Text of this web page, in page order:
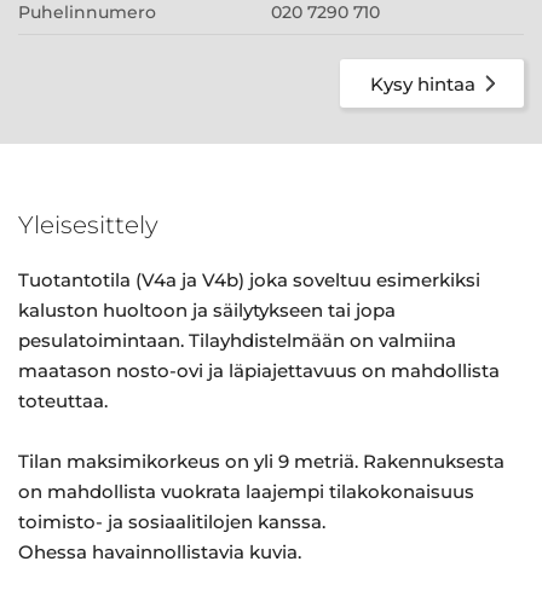
Puhelinnumero 020 7290 710
Kysy hintaa
Yleisesittely
Tuotantotila (V4a ja V4b) joka soveltuu esimerkiksi
kaluston huoltoon ja säilytykseen tai jopa
pesulatoimintaan. Tilayhdistelmään on valmiina
maatason nosto-ovi ja läpiajettavuus on mahdollista
toteuttaa.
Tilan maksimikorkeus on yli 9 metriä. Rakennuksesta
on mahdollista vuokrata laajempi tilakokonaisuus
toimisto- ja sosiaalitilojen kanssa.
Ohessa havainnollistavia kuvia.